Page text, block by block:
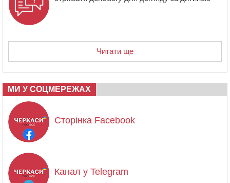
Читати ще
МИ У СОЦМЕРЕЖАХ
Сторінка Facebook
Канал у Telegram